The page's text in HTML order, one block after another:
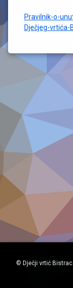
O vrtiću
Pravilnik-o-
Dječjeg-vrtića-
© Dječji vrtić